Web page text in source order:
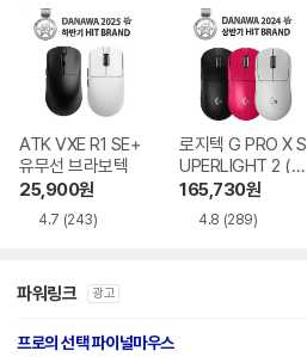
ATK VXE R1 SE+
유무선 브라보텍
25,900원
4.7 (243)
로지텍 G PRO X S
UPERLIGHT 2 (정
품)
165,730원
4.8 (289)
파워링크 광고
프로의 선택 파이널마우스